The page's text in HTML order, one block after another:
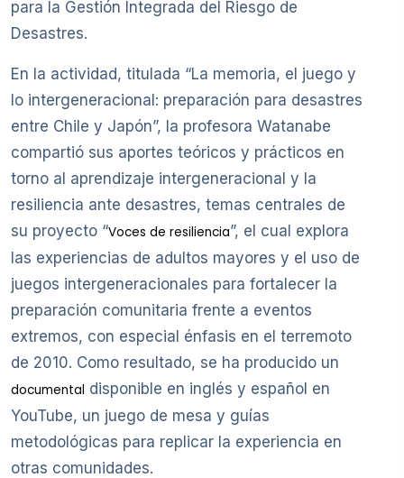
para la Gestión Integrada del Riesgo de
Desastres.
En la actividad, titulada “La memoria, el juego y
lo intergeneracional: preparación para desastres
entre Chile y Japón”, la profesora Watanabe
compartió sus aportes teóricos y prácticos en
torno al aprendizaje intergeneracional y la
resiliencia ante desastres, temas centrales de
su proyecto “Voces de resiliencia”, el cual explora
las experiencias de adultos mayores y el uso de
juegos intergeneracionales para fortalecer la
preparación comunitaria frente a eventos
extremos, con especial énfasis en el terremoto
de 2010. Como resultado, se ha producido un
documental disponible en inglés y español en
YouTube, un juego de mesa y guías
metodológicas para replicar la experiencia en
otras comunidades.